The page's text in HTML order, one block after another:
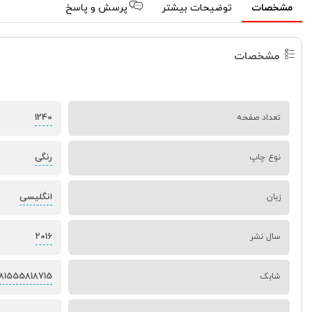
مشخصات توضیحات بیشتر پرسش و پاسخ
مشخصات
تعداد صفحه 1240
نوع چاپ رنگی
زبان انگلیسی
سال نشر 2016
شابک